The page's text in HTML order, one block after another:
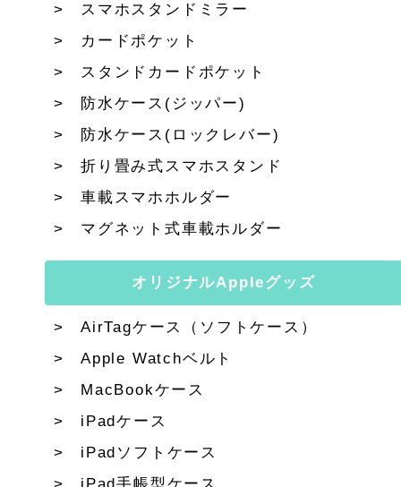
スマホスタンドミラー
カードポケット
スタンドカードポケット
防水ケース(ジッパー)
防水ケース(ロックレバー)
折り畳み式スマホスタンド
車載スマホホルダー
マグネット式車載ホルダー
オリジナルAppleグッズ
AirTagケース（ソフトケース）
Apple Watchベルト
MacBookケース
iPadケース
iPadソフトケース